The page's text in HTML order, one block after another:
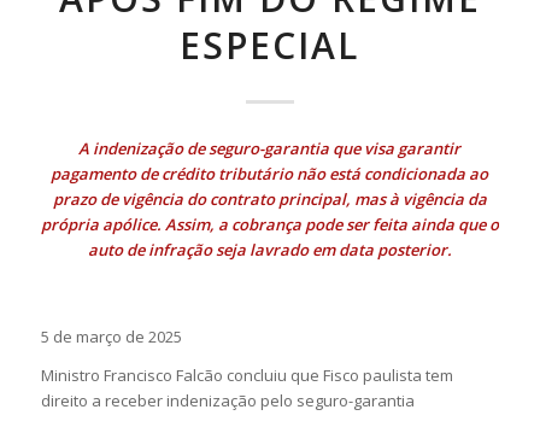
ESPECIAL
A indenização de seguro-garantia que visa garantir
pagamento de crédito tributário não está condicionada ao
prazo de vigência do contrato principal, mas à vigência da
própria apólice. Assim, a cobrança pode ser feita ainda que o
auto de infração seja lavrado em data posterior.
5 de março de 2025
Ministro Francisco Falcão concluiu que Fisco paulista tem
direito a receber indenização pelo seguro-garantia